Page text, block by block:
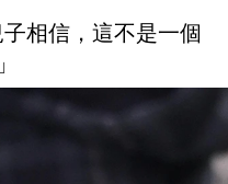
相信，這不是一個